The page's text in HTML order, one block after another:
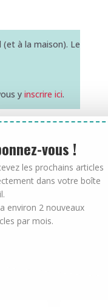
à la maison). Le
y inscrire ici.
vous !
les prochains articles
dans votre boîte
environ 2 nouveaux
par mois.